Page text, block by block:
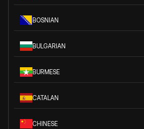
BOSNIAN
BULGARIAN
BURMESE
CATALAN
CHINESE